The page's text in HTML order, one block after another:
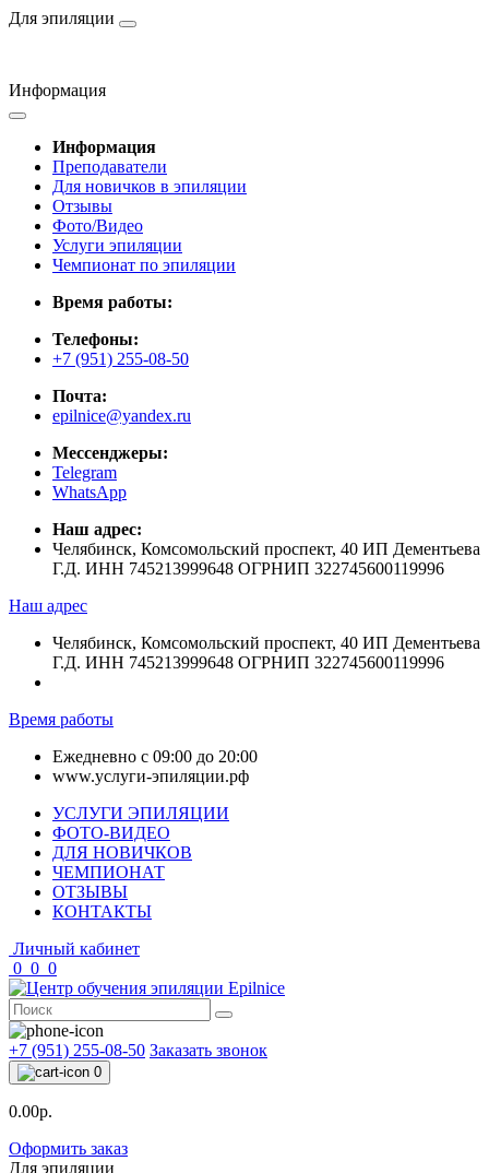
Для эпиляции
Информация
Информация
Преподаватели
Для новичков в эпиляции
Отзывы
Фото/Видео
Услуги эпиляции
Чемпионат по эпиляции
Время работы:
Телефоны:
+7 (951) 255-08-50
Почта:
epilnice@yandex.ru
Мессенджеры:
Telegram
WhatsApp
Наш адрес:
Челябинск, Комсомольский проспект, 40 ИП Дементьева
Г.Д. ИНН 745213999648 ОГРНИП 322745600119996
Наш адрес
Челябинск, Комсомольский проспект, 40 ИП Дементьева
Г.Д. ИНН 745213999648 ОГРНИП 322745600119996
Время работы
Ежедневно с 09:00 до 20:00
www.услуги-эпиляции.рф
УСЛУГИ ЭПИЛЯЦИИ
ФОТО-ВИДЕО
ДЛЯ НОВИЧКОВ
ЧЕМПИОНАТ
ОТЗЫВЫ
КОНТАКТЫ
Личный кабинет
0 0 0
+7 (951) 255-08-50 Заказать звонок
0
0.00р.
Оформить заказ
Для эпиляции